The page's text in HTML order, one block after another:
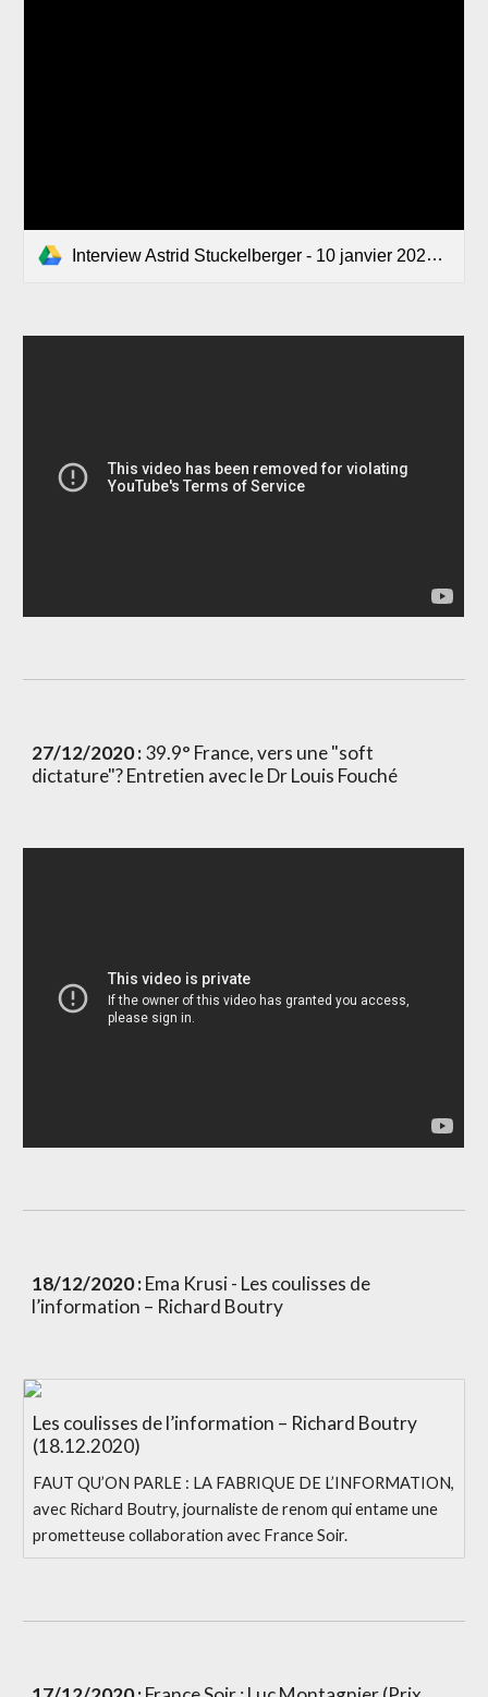
Interview Astrid Stuckelberger - 10 janvier 2021.mp4
27/12/2020 : 39.9° France, vers une "soft
dictature"? Entretien avec le Dr Louis Fouché
18/12/2020 : Ema Krusi - Les coulisses de
l’information – Richard Boutry
Les coulisses de l’information – Richard Boutry
(18.12.2020)
FAUT QU’ON PARLE : LA FABRIQUE DE L’INFORMATION,
avec Richard Boutry, journaliste de renom qui entame une
prometteuse collaboration avec France Soir.